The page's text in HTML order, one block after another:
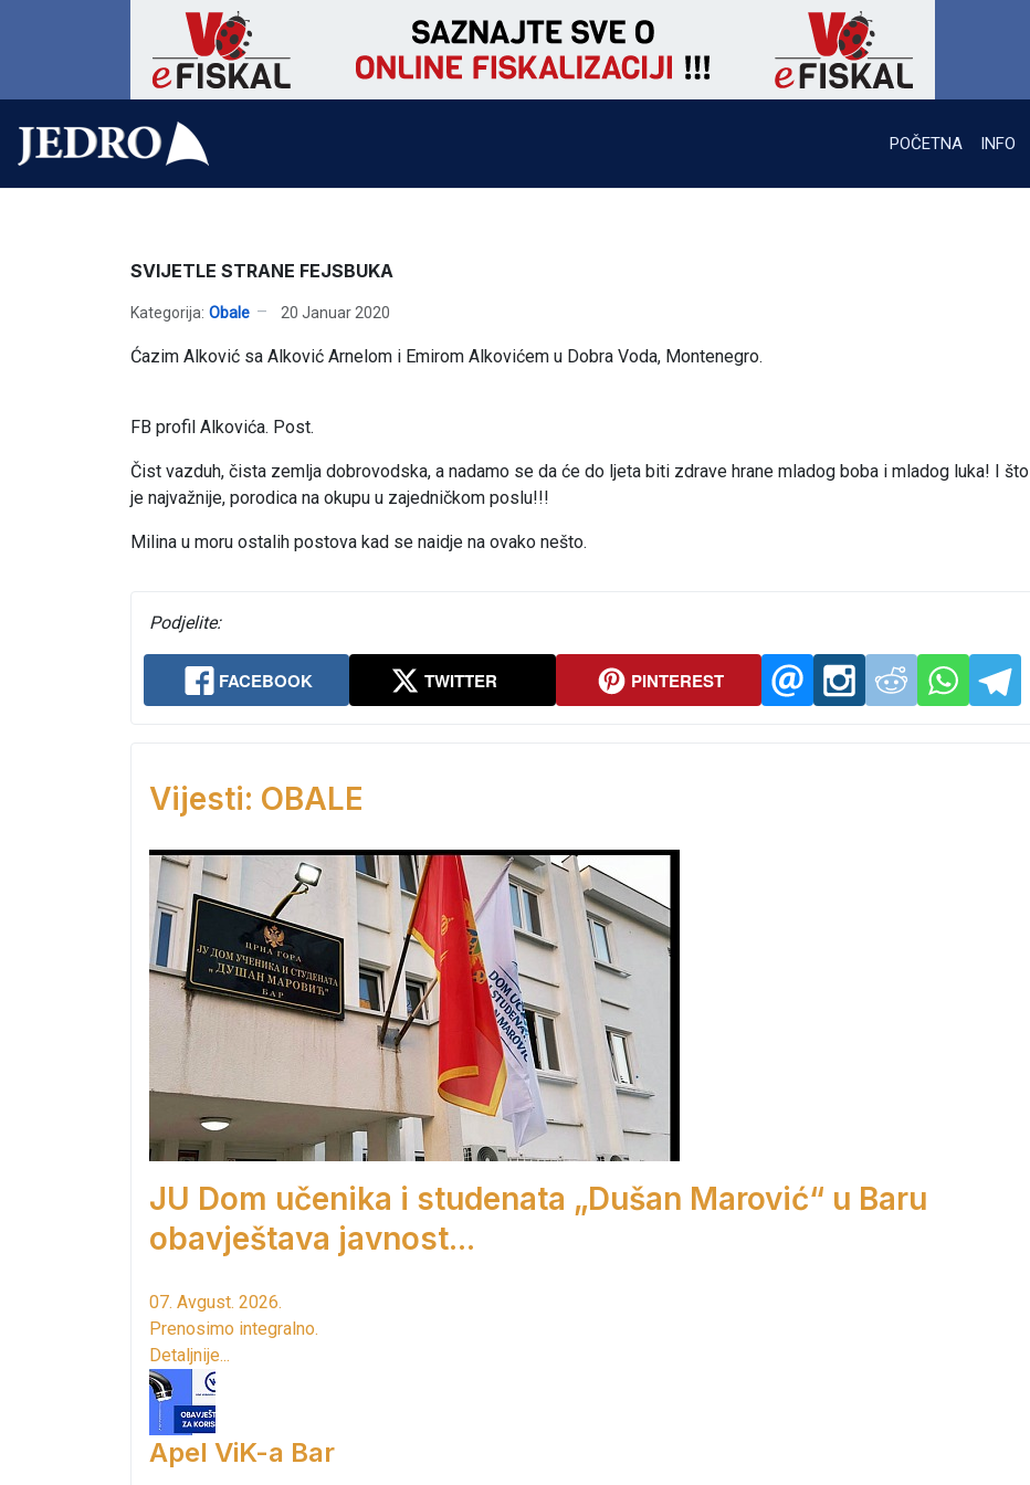
POČETNA INFO
SVIJETLE STRANE FEJSBUKA
Kategorija: Obale 20 Januar 2020
Ćazim Alković sa Alković Arnelom i Emirom Alkovićem u Dobra Voda, Montenegro.
FB profil Alkovića. Post.
Čist vazduh, čista zemlja dobrovodska, a nadamo se da će do ljeta biti zdrave hrane mladog boba i mladog luka! I što
je najvažnije, porodica na okupu u zajedničkom poslu!!!
Milina u moru ostalih postova kad se naidje na ovako nešto.
Podjelite:
FACEBOOK TWITTER PINTEREST
Vijesti: OBALE
JU Dom učenika i studenata „Dušan Marović“ u Baru
obavještava javnost...
07. Avgust. 2026.
Prenosimo integralno.
Detaljnije...
Apel ViK-a Bar